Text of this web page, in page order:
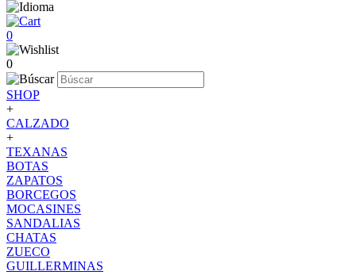
0
0
SHOP
+
CALZADO
+
TEXANAS
BOTAS
ZAPATOS
BORCEGOS
MOCASINES
SANDALIAS
CHATAS
ZUECO
GUILLERMINAS